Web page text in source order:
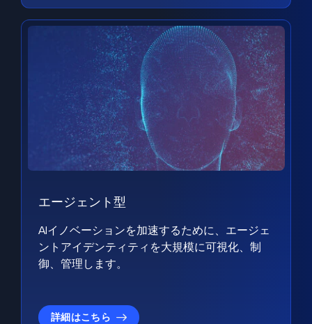
エージェント型
AIイノベーションを加速するために、エージェ
ントアイデンティティを大規模に可視化、制
御、管理します。
詳細はこちら